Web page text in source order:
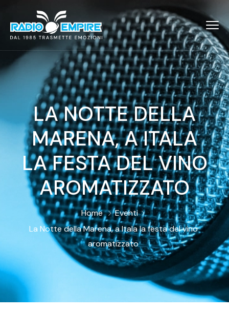
LA NOTTE DELLA
MARENA, A ITALA
LA FESTA DEL VINO
AROMATIZZATO
Home
Eventi
La Notte della Marena, a Itala la festa del vino
aromatizzato